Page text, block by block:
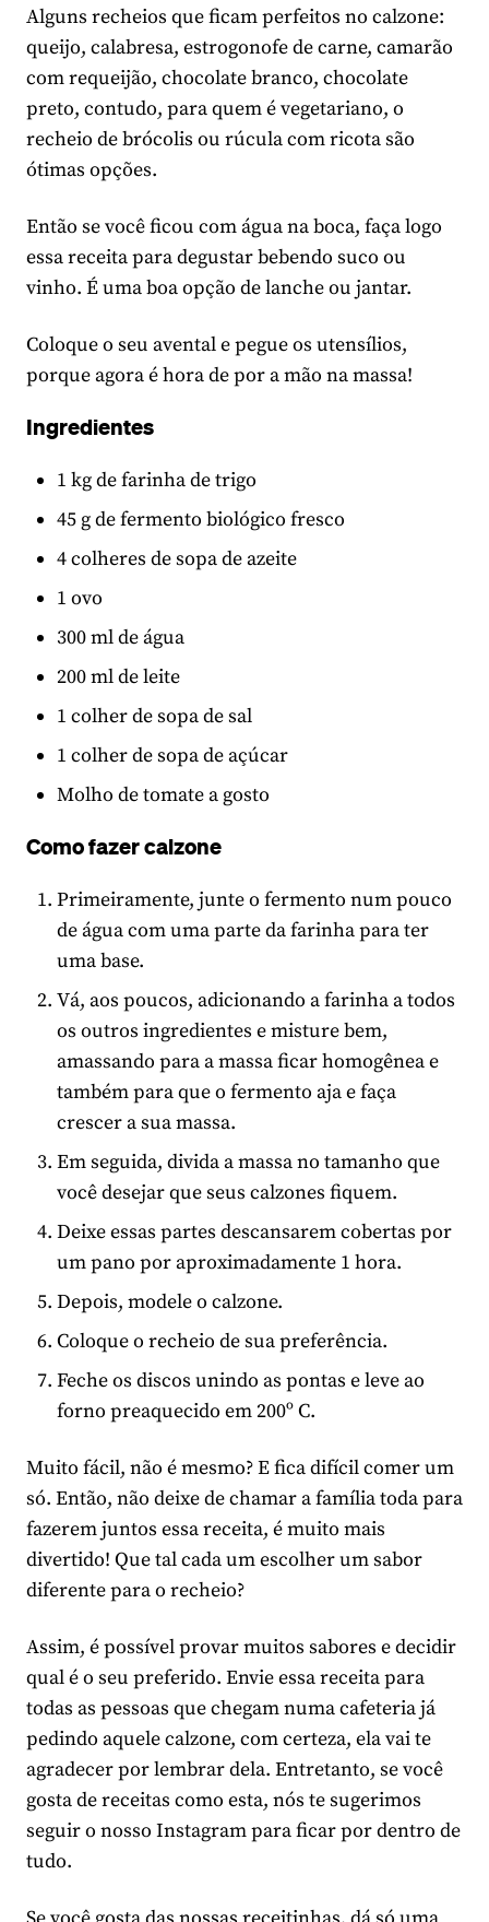
Alguns recheios que ficam perfeitos no calzone:
queijo, calabresa, estrogonofe de carne, camarão
com requeijão, chocolate branco, chocolate
preto, contudo, para quem é vegetariano, o
recheio de brócolis ou rúcula com ricota são
ótimas opções.
Então se você ficou com água na boca, faça logo
essa receita para degustar bebendo suco ou
vinho. É uma boa opção de lanche ou jantar.
Coloque o seu avental e pegue os utensílios,
porque agora é hora de por a mão na massa!
Ingredientes
1 kg de farinha de trigo
45 g de fermento biológico fresco
4 colheres de sopa de azeite
1 ovo
300 ml de água
200 ml de leite
1 colher de sopa de sal
1 colher de sopa de açúcar
Molho de tomate a gosto
Como fazer calzone
Primeiramente, junte o fermento num pouco
de água com uma parte da farinha para ter
uma base.
Vá, aos poucos, adicionando a farinha a todos
os outros ingredientes e misture bem,
amassando para a massa ficar homogênea e
também para que o fermento aja e faça
crescer a sua massa.
Em seguida, divida a massa no tamanho que
você desejar que seus calzones fiquem.
Deixe essas partes descansarem cobertas por
um pano por aproximadamente 1 hora.
Depois, modele o calzone.
Coloque o recheio de sua preferência.
Feche os discos unindo as pontas e leve ao
forno preaquecido em 200º C.
Muito fácil, não é mesmo? E fica difícil comer um
só. Então, não deixe de chamar a família toda para
fazerem juntos essa receita, é muito mais
divertido! Que tal cada um escolher um sabor
diferente para o recheio?
Assim, é possível provar muitos sabores e decidir
qual é o seu preferido. Envie essa receita para
todas as pessoas que chegam numa cafeteria já
pedindo aquele calzone, com certeza, ela vai te
agradecer por lembrar dela. Entretanto, se você
gosta de receitas como esta, nós te sugerimos
seguir o nosso Instagram para ficar por dentro de
tudo.